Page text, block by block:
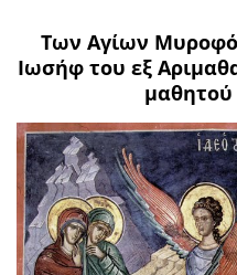
Των Αγίων
Ιωσήφ του εξ